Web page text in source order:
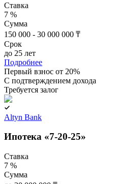
Ставка
7 %
Сумма
150 000 - 30 000 000 ₸
Срок
до 25 лет
Подробнее
Первый взнос от 20%
C подтверждением дохода
Требуется залог
Altyn Bank
Ипотека «7-20-25»
Ставка
7 %
Сумма